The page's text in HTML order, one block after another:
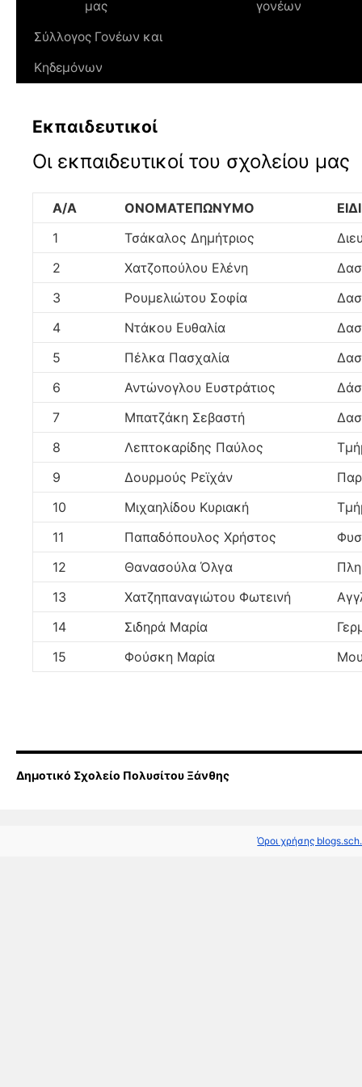
μας
γονέων
Σύλλογος Γονέων και
Κηδεμόνων
Εκπαιδευτικοί
Οι εκπαιδευτικοί του σχολείου μας
Α/Α ΟΝΟΜΑΤΕΠΩΝΥΜΟ
1
Τσάκαλος Δημήτριος
2
Χατζοπούλου Ελένη
3
Ρουμελιώτου Σοφία
4
Ντάκου Ευθαλία
5
Πέλκα Πασχαλία
6
Αντώνογλου Ευστράτιος
7
Μπατζάκη Σεβαστή
8
Λεπτοκαρίδης Παύλος
9
Δουρμούς Ρεϊχάν
10
Μιχαηλίδου Κυριακή
11
Παπαδόπουλος Χρήστος
12
Θανασούλα Όλγα
13
Χατζηπαναγιώτου Φωτεινή
14
Σιδηρά Μαρία
15
Φούσκη Μαρία
Δημοτικό Σχολείο Πολυσίτου Ξάνθης
Όροι χρήσης